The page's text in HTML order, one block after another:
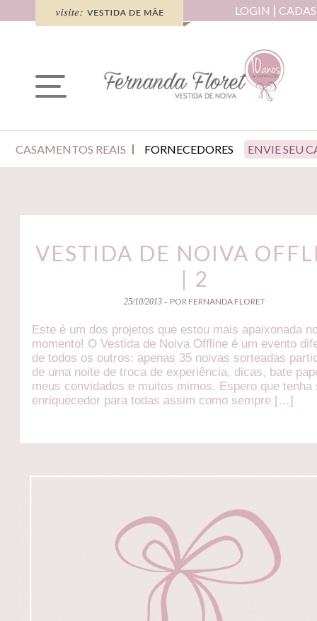
LOGIN
CASAMENTOS REAIS FORNECEDORES ENVIE SEU
VESTIDA DE NOIVA
| 2
25/10/2013 - POR FERNANDA FLORET
Este é um dos projetos que estou mais apaixonada
momento! O Vestida de Noiva Offline é um evento
de todos os outros: apenas 35 noivas sorteadas
de uma noite de troca de experiência, dicas, bate
meus convidados e muitos mimos. Espero que tenha
enriquecedor para todas assim como sempre […]